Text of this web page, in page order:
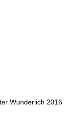
Wunderlich 2016